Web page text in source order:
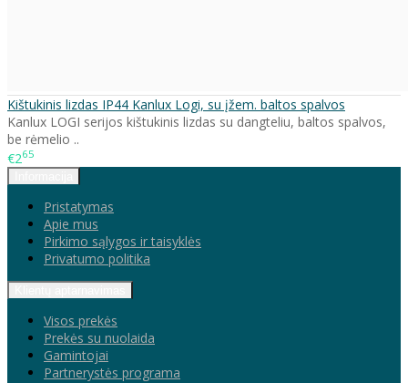
Kištukinis lizdas IP44 Kanlux Logi, su įžem. baltos spalvos
Kanlux LOGI serijos kištukinis lizdas su dangteliu, baltos spalvos,
be rėmelio ..
€265
Pristatymas
Apie mus
Pirkimo sąlygos ir taisyklės
Privatumo politika
Visos prekės
Prekės su nuolaida
Gamintojai
Partnerystės programa